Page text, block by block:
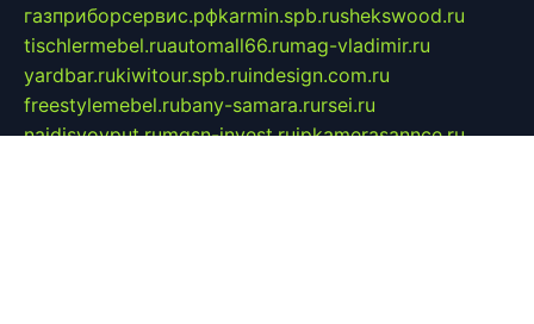
газприборсервис.рфkarmin.spb.rushekswood.ru
tischlermebel.ruautomall66.rumag-vladimir.ru
yardbar.rukiwitour.spb.ruindesign.com.ru
freestylemebel.rubany-samara.rursei.ru
naidisvoyput.rumgsn-invest.ruipkamerasannce.ru